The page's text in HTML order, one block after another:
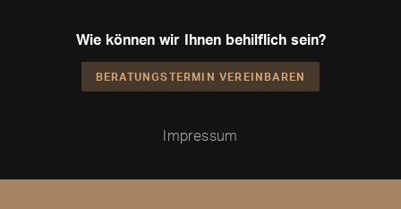
Wie können wir Ihnen behilflich sein?
BERATUNGSTERMIN VEREINBAREN
Impressum